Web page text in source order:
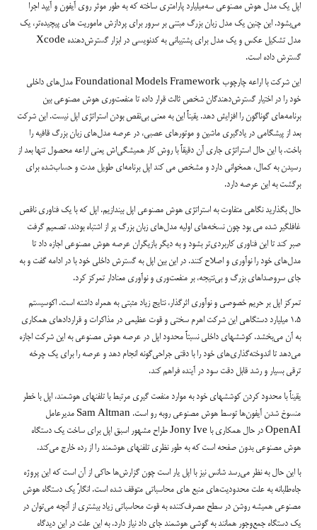
اپل یک مدل هوش مصنوعی سه‌میلیارد پارامتری ساخته که به طور موثر روی آیفون و آیپد اجرا
می‌بشود. این چنین یک مدل زبان بزرگ مبتنی بر سرور برای پردازش ماموریت های پیچیده‌تر، یک
مدل تشکیل عکس و یک مدل برای پشتیبانی به کدنویسی در ابزار گسترش‌دهنده Xcode
گسترش داده است.
این شرکت با اراعه چارچوب Foundational Models Framework مدل‌های داخلی
خود را در اختیار گسترش‌دهندگان شخص ثالث قرار داده تا منفعت‌وری هوش مصنوعی بین
برنامه‌های گوناگون را افزایش دهد. یقیناً این به معنی بی‌نقص بودن استراتژی اپل نیست. این شرکت
بعد از پیشگامی در یادگیری ماشین و موتورهای عصبی، در عرصه مدل‌های زبان بزرگ قافیه را
باخت. با این حال استراتژی جاری آن دقیقاً با روش کار همیشگی‌اش یعنی اراعه محصول تنها بعد از
رسیدن به کمال، همخوانی دارد و مشخص می کند اپل برنامه‌ای طویل مدت و حساب‌شده برای
برگشت به این عرصه دارد.
حال بگذارید نگاهی متفاوت به استراتژی هوش مصنوعی اپل بیندازیم. اپل که با یک فناوری ناقص
غافلگیر شده می بود چون نسخه‌های اولیه مدل‌های زبان بزرگ پر از اشتباه بودند، تصمیم گرفت
صبر کند تا این فناوری کاربردی‌تر بشود و به دیگر بازیگران عرصه هوش مصنوعی اجازه داد تا
مدل‌های خود را نوآوری و اصلاح کنند. در این بین اپل به گسترش داخلی خود با در ادامه گفت و به
جای سروصداهای بزرگ و بی‌نتیجه، بر منفعت‌وری و نوآوری معنادار تمرکز کرد.
تمرکز اپل بر حریم خصوصی و نوآوری اثرگذار، نتایج زیاد مثبتی به همراه داشته است. اکوسیستم
۱.۵ میلیارد دستگاهی این شرکت اهرم سختی و قوت عظیمی در مذاکرات و قراردادهای همکاری
به آن می‌بخشد. کوششهای داخلی نسبتاً محدود اپل در عرصه هوش مصنوعی به این شرکت اجازه
می‌دهد تا اندوخته‌گذاری‌های خود را با دقتی جراحی‌گونه انجام دهد و عرصه را برای یک چرخه
ترقی بسیار و رشد قابل دقت سود در آینده فراهم کند.
یقیناً با محدود کردن کوششهای خود به موارد منفعت گیری مرتبط با تلفنهای هوشمند، اپل با خطر
منسوخ شدن آیفون‌ها توسط هوش مصنوعی روبه رو است. Sam Altman مدیرعامل
OpenAI در حال همکاری با Jony Ive طراح مشهور اسبق اپل برای ساخت یک دستگاه
هوش مصنوعی بدون صفحه است که به طور نظری تلفنهای هوشمند را از رده خارج می‌کند.
با این حال به نظر می‌رسد شانس نیز با اپل یار است چون گزارش‌ها حاکی از آن است که این پروژه
جاه‌طلبانه به علت محدودیت‌های منبع های محاسباتی متوقف شده است. انگارً یک دستگاه هوش
مصنوعی همیشه روشن در سطح مصرف‌کننده به قوت محاسباتی زیاد بیشتری از آنچه می‌توان در
یک دستگاه جمع‌وجور همانند به گوشی هوشمند جای داد نیاز دارد. به این علت در این دیدگاه